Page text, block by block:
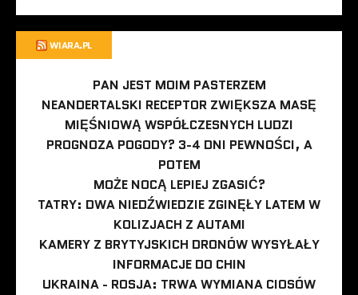
WIARA.PL
PAN JEST MOIM PASTERZEM
NEANDERTALSKI RECEPTOR ZWIĘKSZA MASĘ
MIĘŚNIOWĄ WSPÓŁCZESNYCH LUDZI
PROGNOZA POGODY? 3-4 DNI PEWNOŚCI, A
POTEM
MOŻE NOCĄ LEPIEJ ZGASIĆ?
TATRY: DWA NIEDŹWIEDZIE ZGINĘŁY LATEM W
KOLIZJACH Z AUTAMI
KAMERY Z BRYTYJSKICH DRONÓW WYSYŁAŁY
INFORMACJE DO CHIN
UKRAINA - ROSJA: TRWA WYMIANA CIOSÓW